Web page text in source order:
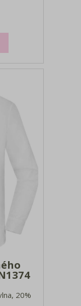
štítek
štítek,
sušit v
20%